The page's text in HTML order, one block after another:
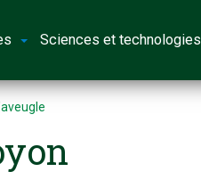
Sciences et technologies